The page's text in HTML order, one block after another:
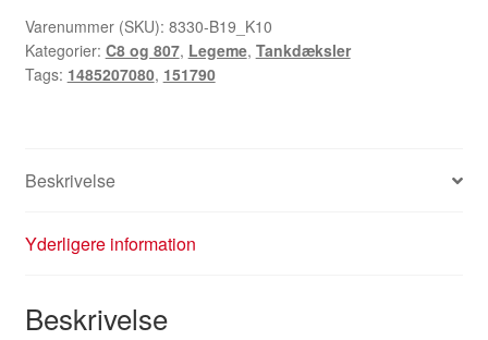
807
Citroën
C8
antal
Varenummer (SKU): 8330-B19_K10
Kategorier: C8 og 807, Legeme, Tankdæksler
Tags: 1485207080, 151790
Beskrivelse
Yderligere information
Beskrivelse